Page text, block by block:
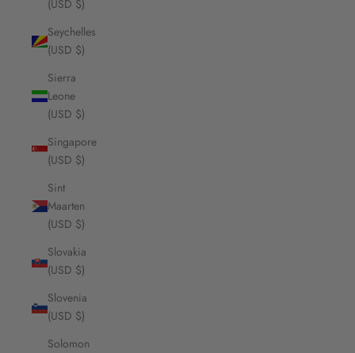
(USD $)
Seychelles
(USD $)
Sierra
Leone
(USD $)
Singapore
(USD $)
Sint
Maarten
(USD $)
Slovakia
(USD $)
Slovenia
(USD $)
Solomon